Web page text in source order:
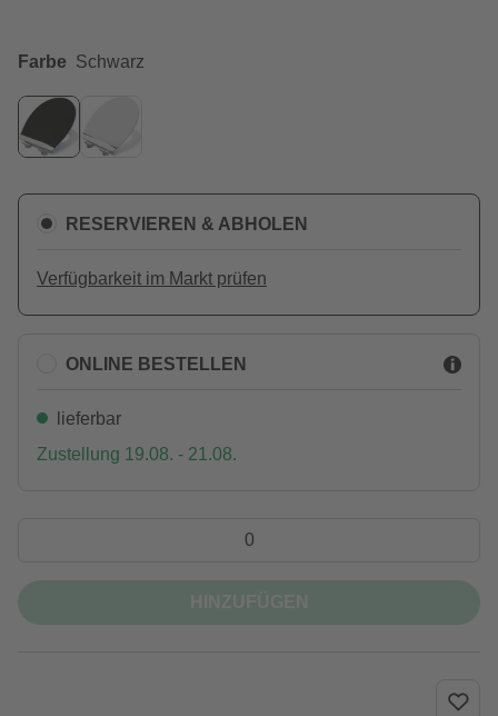
Farbe Schwarz
RESERVIEREN & ABHOLEN
Verfügbarkeit im Markt prüfen
ONLINE BESTELLEN
lieferbar
Zustellung 19.08. - 21.08.